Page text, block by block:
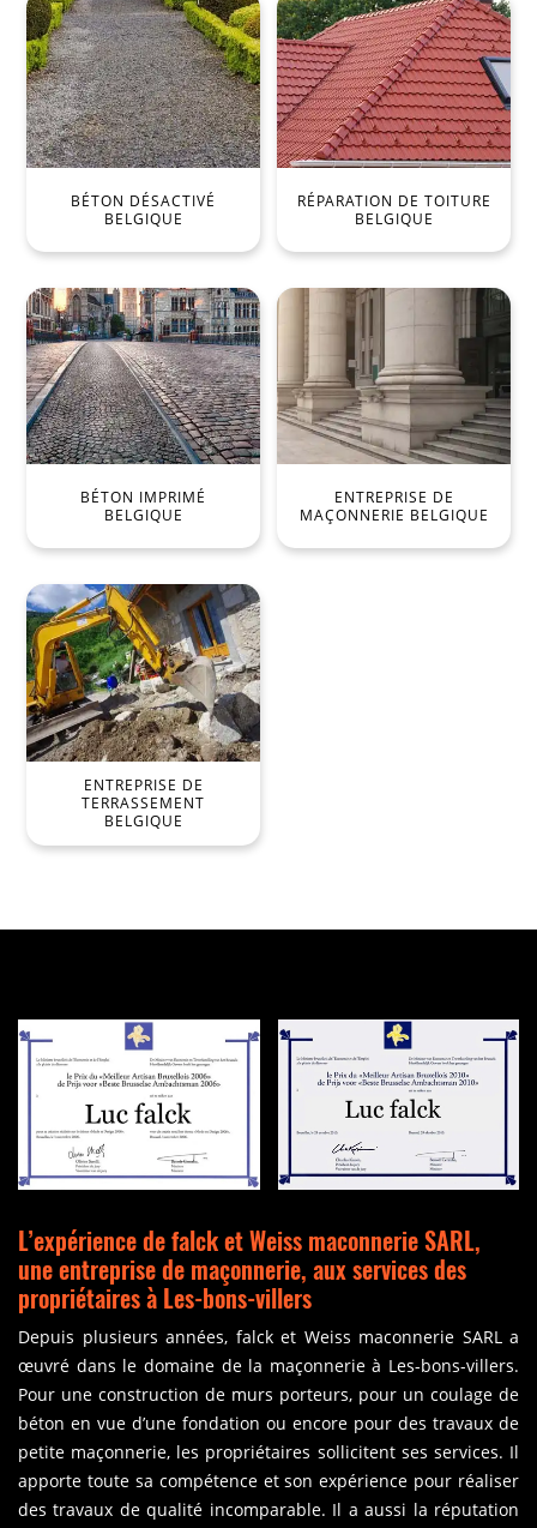
BÉTON DÉSACTIVÉ
BELGIQUE
RÉPARATION DE TOITURE
BELGIQUE
BÉTON IMPRIMÉ
BELGIQUE
ENTREPRISE DE
MAÇONNERIE BELGIQUE
ENTREPRISE DE
TERRASSEMENT
BELGIQUE
L’expérience de falck et Weiss maconnerie SARL,
une entreprise de maçonnerie, aux services des
propriétaires à Les-bons-villers
Depuis plusieurs années, falck et Weiss maconnerie SARL a
œuvré dans le domaine de la maçonnerie à Les-bons-villers.
Pour une construction de murs porteurs, pour un coulage de
béton en vue d’une fondation ou encore pour des travaux de
petite maçonnerie, les propriétaires sollicitent ses services. Il
apporte toute sa compétence et son expérience pour réaliser
des travaux de qualité incomparable. Il a aussi la réputation